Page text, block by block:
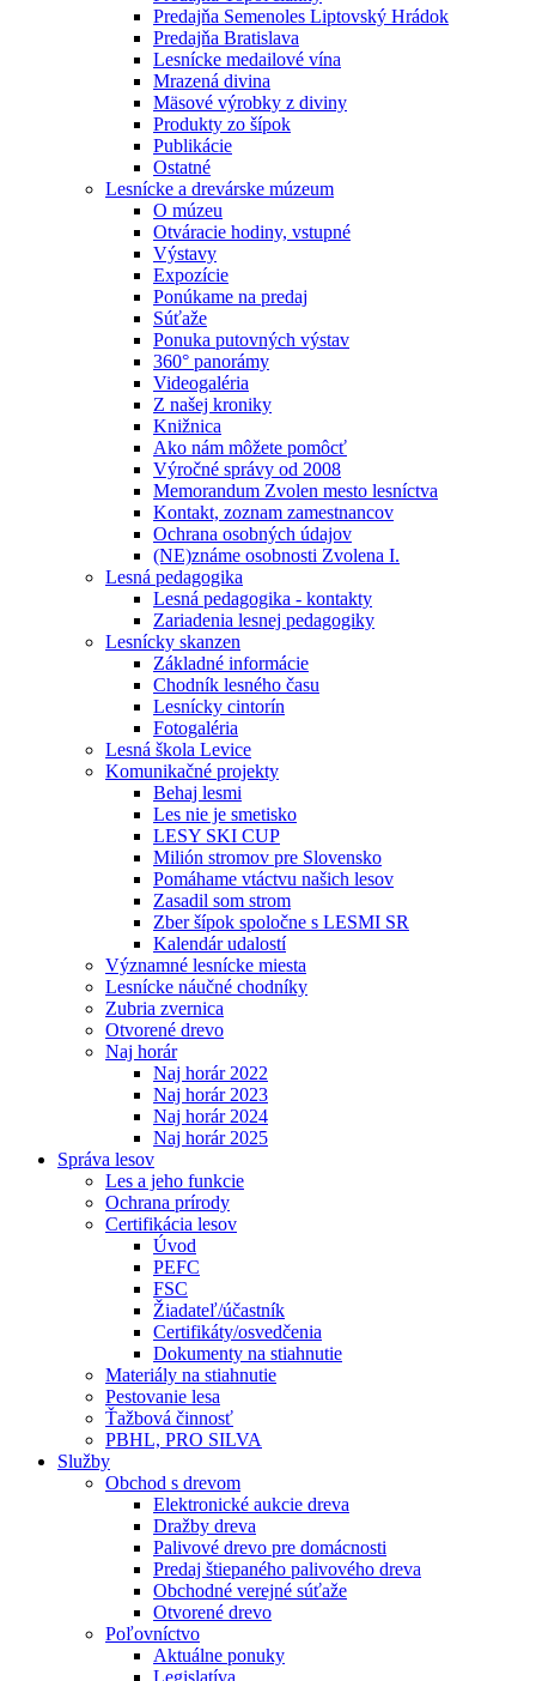
Predajňa Semenoles Liptovský Hrádok
Predajňa Bratislava
Lesnícke medailové vína
Mrazená divina
Mäsové výrobky z diviny
Produkty zo šípok
Publikácie
Ostatné
Lesnícke a drevárske múzeum
O múzeu
Otváracie hodiny, vstupné
Výstavy
Expozície
Ponúkame na predaj
Súťaže
Ponuka putovných výstav
360° panorámy
Videogaléria
Z našej kroniky
Knižnica
Ako nám môžete pomôcť
Výročné správy od 2008
Memorandum Zvolen mesto lesníctva
Kontakt, zoznam zamestnancov
Ochrana osobných údajov
(NE)známe osobnosti Zvolena I.
Lesná pedagogika
Lesná pedagogika - kontakty
Zariadenia lesnej pedagogiky
Lesnícky skanzen
Základné informácie
Chodník lesného času
Lesnícky cintorín
Fotogaléria
Lesná škola Levice
Komunikačné projekty
Behaj lesmi
Les nie je smetisko
LESY SKI CUP
Milión stromov pre Slovensko
Pomáhame vtáctvu našich lesov
Zasadil som strom
Zber šípok spoločne s LESMI SR
Kalendár udalostí
Významné lesnícke miesta
Lesnícke náučné chodníky
Zubria zvernica
Otvorené drevo
Naj horár
Naj horár 2022
Naj horár 2023
Naj horár 2024
Naj horár 2025
Správa lesov
Les a jeho funkcie
Ochrana prírody
Certifikácia lesov
Úvod
PEFC
FSC
Žiadateľ/účastník
Certifikáty/osvedčenia
Dokumenty na stiahnutie
Materiály na stiahnutie
Pestovanie lesa
Ťažbová činnosť
PBHL, PRO SILVA
Služby
Obchod s drevom
Elektronické aukcie dreva
Dražby dreva
Palivové drevo pre domácnosti
Predaj štiepaného palivového dreva
Obchodné verejné súťaže
Otvorené drevo
Poľovníctvo
Aktuálne ponuky
Legislatíva